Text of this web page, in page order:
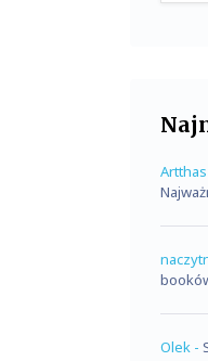
Artthas
Olek -